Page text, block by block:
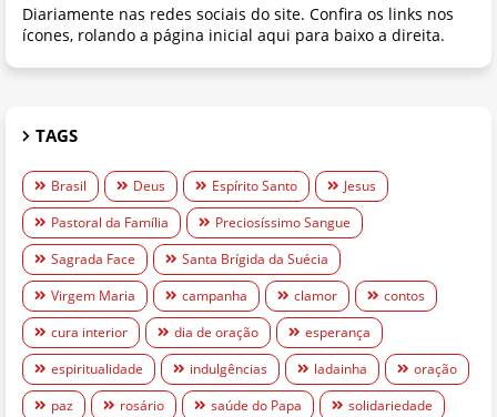
Diariamente nas redes sociais do site. Confira os links nos
ícones, rolando a página inicial aqui para baixo a direita.
TAGS
Brasil Deus Espírito Santo
Jesus
Pastoral da Família
Preciosíssimo Sangue
Sagrada Face
Santa Brígida da Suécia
Virgem Maria
campanha clamor
contos
cura interior
dia de oração
esperança
espiritualidade
indulgências ladainha
oração
paz
rosário saúde do Papa
solidariedade